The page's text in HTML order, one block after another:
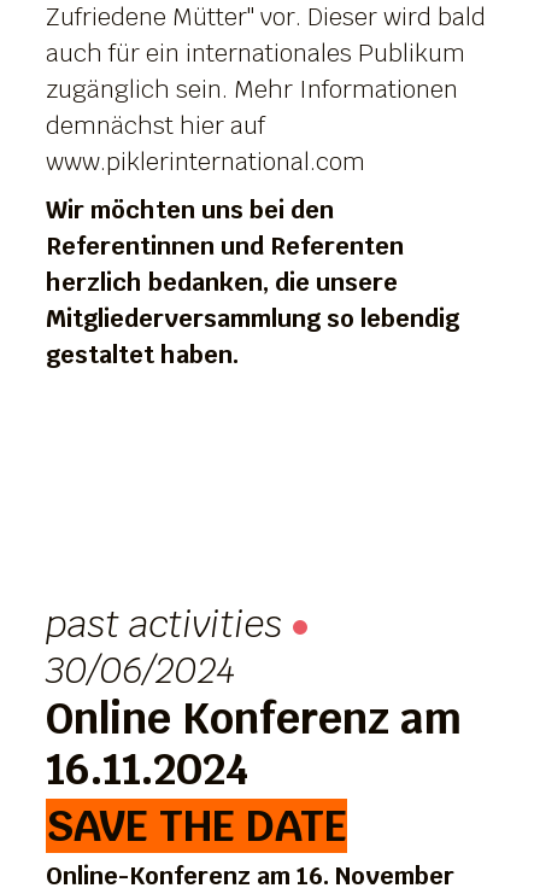
Zufriedene Mütter" vor. Dieser wird bald
auch für ein internationales Publikum
zugänglich sein. Mehr Informationen
demnächst hier auf
www.piklerinternational.com
Wir möchten uns bei den
Referentinnen und Referenten
herzlich bedanken, die unsere
Mitgliederversammlung so lebendig
gestaltet haben.
past activities
30/06/2024
Online Konferenz am
16.11.2024
SAVE THE DATE
Online-Konferenz am 16. November